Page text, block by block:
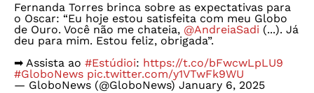
Fernanda Torres brinca sobre as expectativas para
o Oscar: “Eu hoje estou satisfeita com meu Globo
de Ouro. Você não me chateia, @AndreiaSadi (...). Já
deu para mim. Estou feliz, obrigada”.
➡ Assista ao #Estúdioi: https://t.co/bFwcwLpLU9
#GloboNews pic.twitter.com/y1VTwFk9WU
— GloboNews (@GloboNews) January 6, 2025